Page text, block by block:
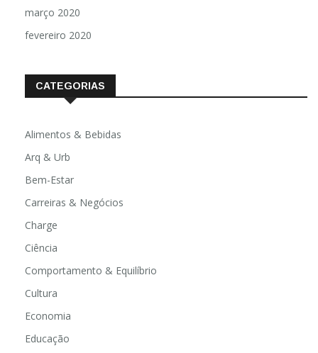
março 2020
fevereiro 2020
CATEGORIAS
Alimentos & Bebidas
Arq & Urb
Bem-Estar
Carreiras & Negócios
Charge
Ciência
Comportamento & Equilíbrio
Cultura
Economia
Educação